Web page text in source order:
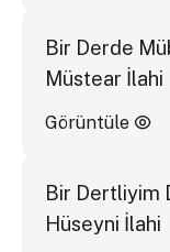
Bir Derde
Müstear İlahi
Görüntüle
Bir Dertliyim
Hüseyni İlahi